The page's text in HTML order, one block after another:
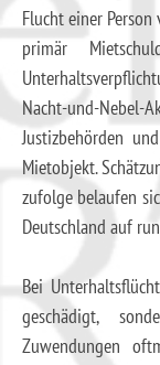
Flucht einer
primär
Nacht-und-
Justizbehörden
Mietobjekt.
zufolge belaufen
Deutschland auf
Bei
geschädigt,
Zuwendungen